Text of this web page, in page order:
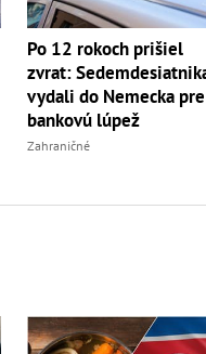
Po 12 rokoch prišiel
zvrat:
vydali do Nemecka pre
bankovú lúpež
Zahraničné